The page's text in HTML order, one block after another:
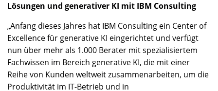
Lösungen und generativer KI mit IBM Consulting
„Anfang dieses Jahres hat IBM Consulting ein Center of
Excellence für generative KI eingerichtet und verfügt
nun über mehr als 1.000 Berater mit spezialisiertem
Fachwissen im Bereich generative KI, die mit einer
Reihe von Kunden weltweit zusammenarbeiten, um die
Produktivität im IT-Betrieb und in